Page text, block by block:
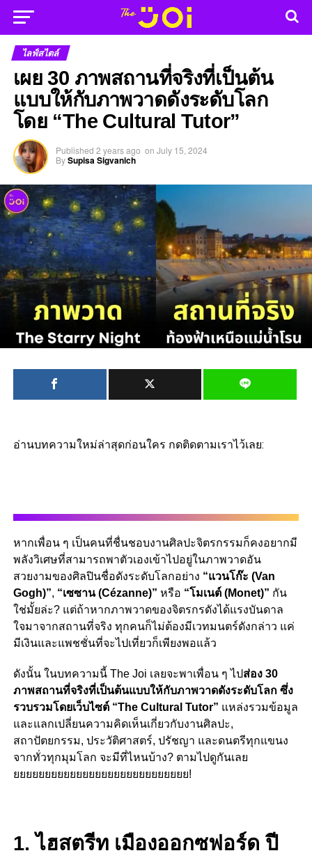
ไลฟ์สไตล์
เผย 30 ภาพสถานที่จริงที่เป็นต้น
แบบให้กับภาพวาดดังระดับโลก
โดย “The Cultural Tutor”
Published 2 years ago on July 15, 2024
BySupisa Sigvanich
อ่านบทความใหม่ล่าสุดก่อนใคร กดติดตามเราไว้เลย:
หากเพื่อน ๆ เป็นคนที่ชื่นชอบงานศิลปะจิตรกรรมก็คงอยากมี
พลังวิเศษที่สามารถพาตัวเองเข้าไปอยู่ในภาพวาดอัน
สวยงามของศิลปินชื่อดังระดับโลกอย่าง “แวนโก๊ะ (Van
Gogh)”, “เซซาน (Cézanne)” หรือ “โมเนต์ (Monet)” กัน
ใช่มั้ยล่ะ? แต่ถ้าหากภาพวาดของจิตรกรดังได้แรงบันดาล
ใจมาจากสถานที่จริง ทุกคนก็ไม่ต้องมีเวทมนตร์ดังกล่าว แค่
มีเงินและแพชชั่นที่จะไปเที่ยวก็เพียงพอแล้ว
ดังนั้น ในบทความนี้ The Joi เลยจะพาเพื่อน ๆ ไปส่อง 30
ภาพสถานที่จริงที่เป็นต้นแบบให้กับภาพวาดดังระดับโลก ซึ่ง
รวบรวมโดยเว็บไซต์ “The Cultural Tutor” แหล่งรวมข้อมูล
และแลกเปลี่ยนความคิดเห็นเกี่ยวกับงานศิลปะ,
สถาปัตยกรรม, ประวัติศาสตร์, ปรัชญา และดนตรีทุกแขนง
จากทั่วทุกมุมโลก จะมีที่ไหนบ้าง? ตามไปดูกันเลย
ยยยยยยยยยยยยยยยยยยยยยยยยยยยย!
1. ไฮสตรีท เมืองออกซฟอร์ด ปี